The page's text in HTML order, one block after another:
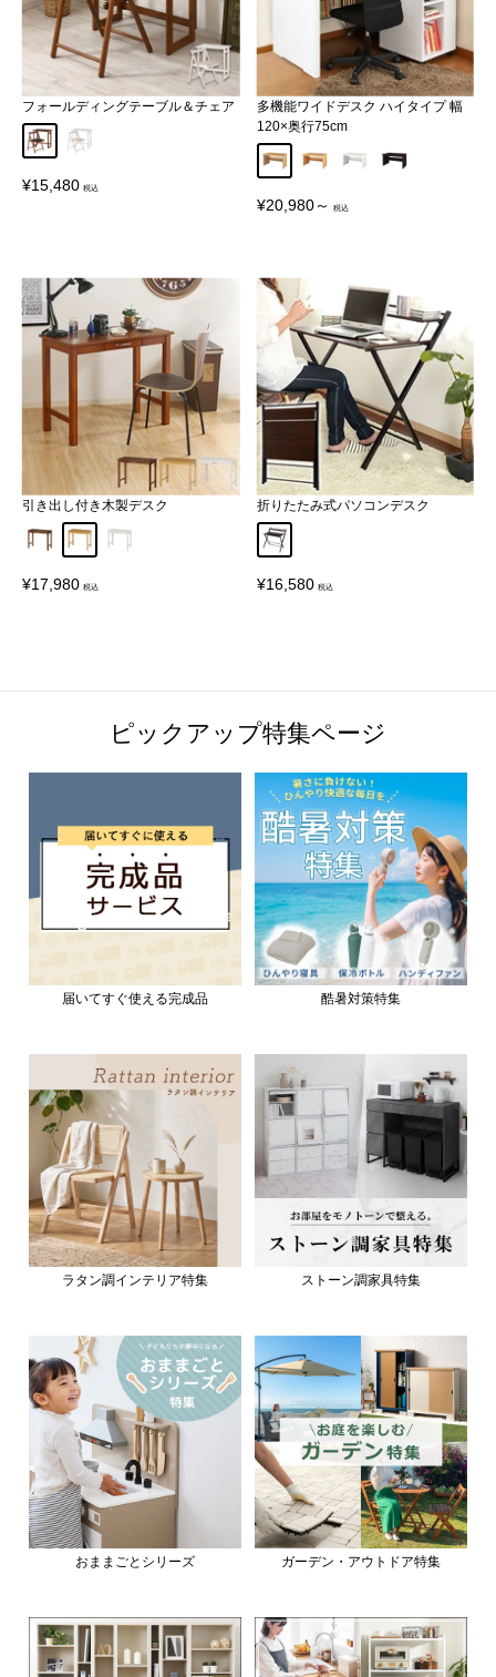
フォールディングテーブル＆チェア
ブラウンホワイト
販
¥15,480
多機能ワイドデスク ハイタイプ 幅
120×奥行75cm
オークナチュラルホワイトダークブラウン
販
¥20,980～
引き出し付き木製デスク
ブラウンナチュラルホワイト
販
¥17,980
折りたたみ式パソコンデスク
Default Title
販
¥16,580
ピックアップ特集ページ
届いてすぐ使える完成品 酷暑対策特集
ラタン調インテリア特集 ストーン調家具特集
おままごとシリーズ ガーデン・アウトドア特集